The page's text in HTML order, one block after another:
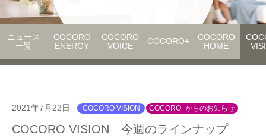
ニュース
一覧
COCORO
ENERGY
COCORO
VOICE
COCORO+
COCORO
HOME
2021年7月22日 COCORO VISION COCORO+からのお知らせ
COCORO VISION 今週のラインナップ